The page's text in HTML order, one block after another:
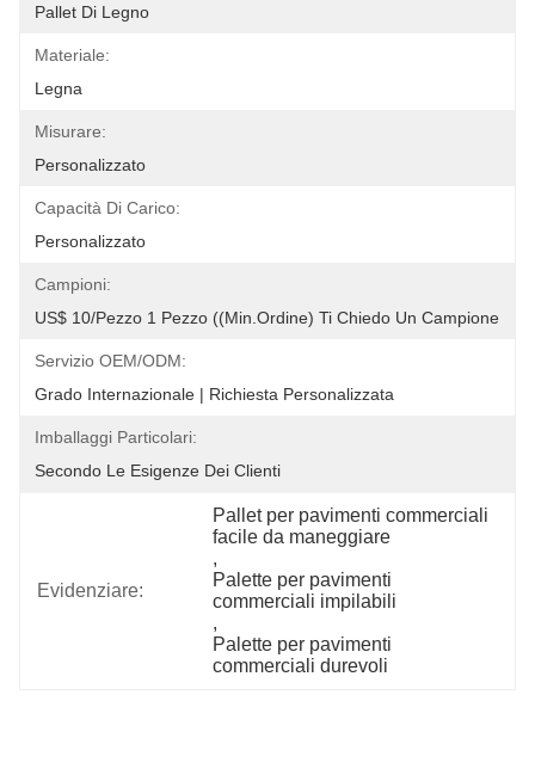
Pallet Di Legno
Materiale:
Legna
Misurare:
Personalizzato
Capacità Di Carico:
Personalizzato
Campioni:
US$ 10/pezzo 1 Pezzo ((Min.Ordine) Ti Chiedo Un Campione
Servizio OEM/ODM:
Grado Internazionale | Richiesta Personalizzata
Imballaggi Particolari:
Secondo Le Esigenze Dei Clienti
Evidenziare:
Pallet per pavimenti commerciali
facile da maneggiare
,
Palette per pavimenti
commerciali impilabili
,
Palette per pavimenti
commerciali durevoli